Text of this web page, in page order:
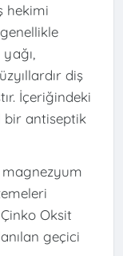
hekimi
diş
İçeriğindeki
antiseptik
magnezyum
Oksit
geçici